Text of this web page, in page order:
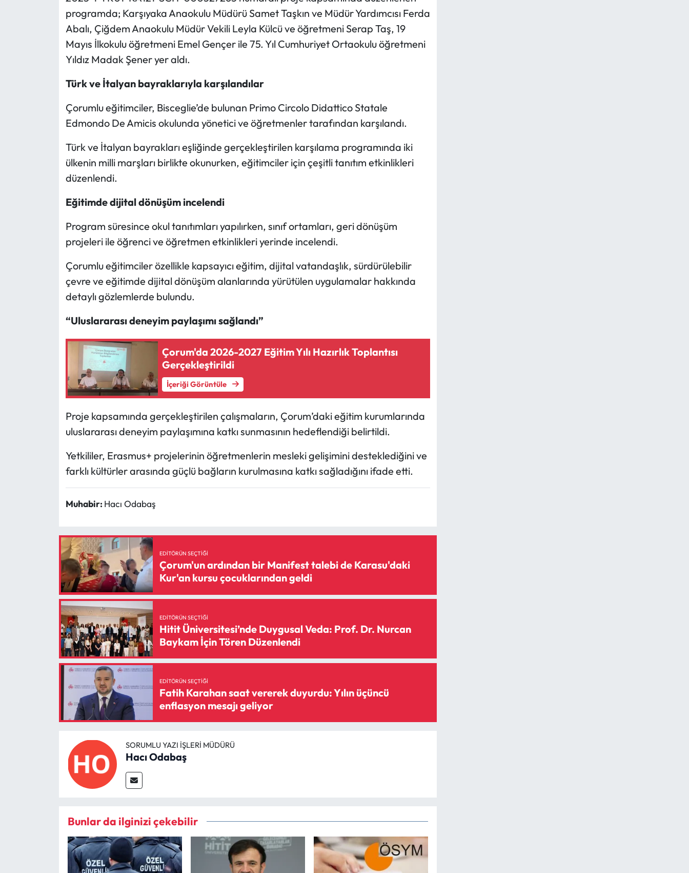
programda; Karşıyaka Anaokulu Müdürü Samet Taşkın ve Müdür Yardımcısı Ferda
Abalı, Çiğdem Anaokulu Müdür Vekili Leyla Külcü ve öğretmeni Serap Taş, 19
Mayıs İlkokulu öğretmeni Emel Gençer ile 75. Yıl Cumhuriyet Ortaokulu öğretmeni
Yıldız Madak Şener yer aldı.
Türk ve İtalyan bayraklarıyla karşılandılar
Çorumlu eğitimciler, Bisceglie’de bulunan Primo Circolo Didattico Statale
Edmondo De Amicis okulunda yönetici ve öğretmenler tarafından karşılandı.
Türk ve İtalyan bayrakları eşliğinde gerçekleştirilen karşılama programında iki
ülkenin milli marşları birlikte okunurken, eğitimciler için çeşitli tanıtım etkinlikleri
düzenlendi.
Eğitimde dijital dönüşüm incelendi
Program süresince okul tanıtımları yapılırken, sınıf ortamları, geri dönüşüm
projeleri ile öğrenci ve öğretmen etkinlikleri yerinde incelendi.
Çorumlu eğitimciler özellikle kapsayıcı eğitim, dijital vatandaşlık, sürdürülebilir
çevre ve eğitimde dijital dönüşüm alanlarında yürütülen uygulamalar hakkında
detaylı gözlemlerde bulundu.
“Uluslararası deneyim paylaşımı sağlandı”
Çorum'da 2026-2027 Eğitim Yılı Hazırlık Toplantısı
Gerçekleştirildi
İçeriği Görüntüle
Proje kapsamında gerçekleştirilen çalışmaların, Çorum’daki eğitim kurumlarında
uluslararası deneyim paylaşımına katkı sunmasının hedeflendiği belirtildi.
Yetkililer, Erasmus+ projelerinin öğretmenlerin mesleki gelişimini desteklediğini ve
farklı kültürler arasında güçlü bağların kurulmasına katkı sağladığını ifade etti.
Muhabir: Hacı Odabaş
EDITÖRÜN SEÇTIĞI
Çorum'un ardından bir Manifest talebi de Karasu'daki
Kur'an kursu çocuklarından geldi
EDITÖRÜN SEÇTIĞI
Hitit Üniversitesi’nde Duygusal Veda: Prof. Dr. Nurcan
Baykam İçin Tören Düzenlendi
EDITÖRÜN SEÇTIĞI
Fatih Karahan saat vererek duyurdu: Yılın üçüncü
enflasyon mesajı geliyor
SORUMLU YAZI İŞLERI MÜDÜRÜ
Hacı Odabaş
Bunlar da ilginizi çekebilir
Mecitözü Haberleri
Oğuzlar Haberleri
Osmancık Haberleri
Otomotiv
Resmi Reklam
Sungurlu Haberleri
Uğurludağ Haberleri
Yayla Haber
Yemek Tarifleri